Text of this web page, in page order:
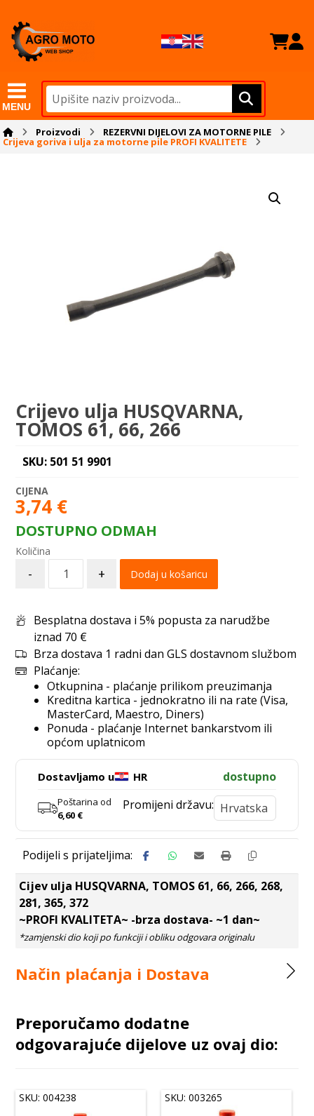
MENU
Proizvodi REZERVNI DIJELOVI ZA MOTORNE PILE
Crijeva goriva i ulja za motorne pile PROFI KVALITETE
Crijevo ulja HUSQVARNA,
TOMOS 61, 66, 266
SKU: 501 51 9901
3,74 €
DOSTUPNO ODMAH
- + Dodaj u košaricu
Besplatna dostava i 5% popusta za narudžbe
iznad 70 €
Brza dostava 1 radni dan GLS dostavnom službom
Plaćanje:
Otkupnina - plaćanje prilikom preuzimanja
Kreditna kartica - jednokratno ili na rate (Visa,
MasterCard, Maestro, Diners)
Ponuda - plaćanje Internet bankarstvom ili
općom uplatnicom
Dostavljamo u HR dostupno
Poštarina od
6,60 €
Promijeni državu:
Cijev ulja HUSQVARNA, TOMOS 61, 66, 266, 268,
281, 365, 372
~PROFI KVALITETA~ -brza dostava- ~1 dan~
Način plaćanja i Dostava
Preporučamo dodatne
odgovarajuće dijelove uz ovaj dio:
SKU: 004238 SKU: 003265